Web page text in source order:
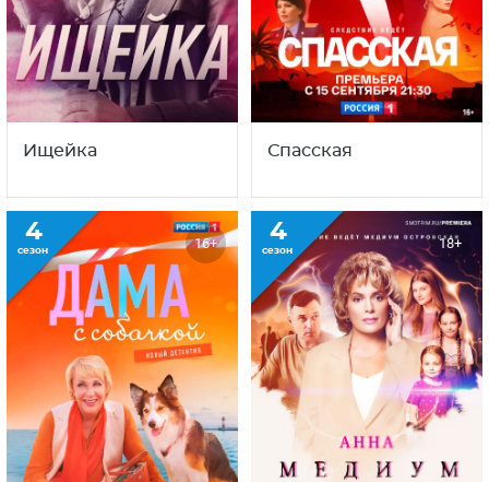
Ищейка Спасская
4
сезон 16+ 4
сезон 18+